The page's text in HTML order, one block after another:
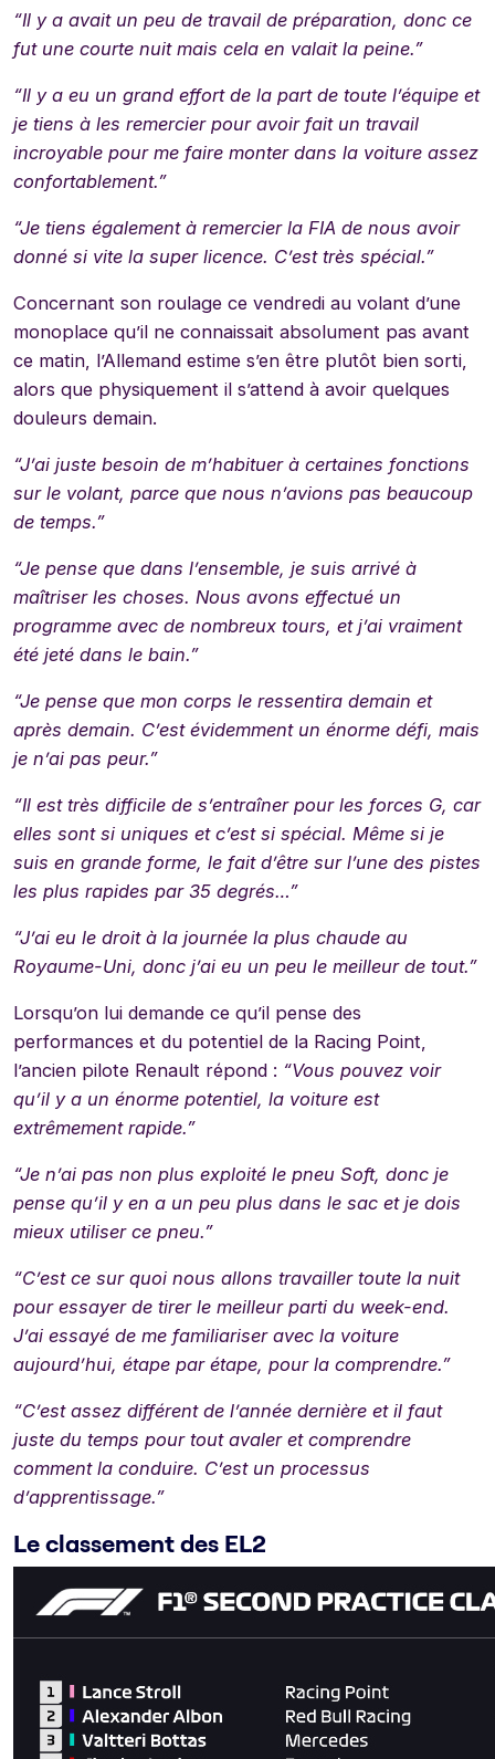
“Il y a avait un peu de travail de préparation, donc ce
fut une courte nuit mais cela en valait la peine.”
“Il y a eu un grand effort de la part de toute l’équipe et
je tiens à les remercier pour avoir fait un travail
incroyable pour me faire monter dans la voiture assez
confortablement.”
“Je tiens également à remercier la FIA de nous avoir
donné si vite la super licence. C’est très spécial.”
Concernant son roulage ce vendredi au volant d’une
monoplace qu’il ne connaissait absolument pas avant
ce matin, l’Allemand estime s’en être plutôt bien sorti,
alors que physiquement il s’attend à avoir quelques
douleurs demain.
“J’ai juste besoin de m’habituer à certaines fonctions
sur le volant, parce que nous n’avions pas beaucoup
de temps.”
“Je pense que dans l’ensemble, je suis arrivé à
maîtriser les choses. Nous avons effectué un
programme avec de nombreux tours, et j’ai vraiment
été jeté dans le bain.”
“Je pense que mon corps le ressentira demain et
après demain. C’est évidemment un énorme défi, mais
je n’ai pas peur.”
“Il est très difficile de s’entraîner pour les forces G, car
elles sont si uniques et c’est si spécial. Même si je
suis en grande forme, le fait d’être sur l’une des pistes
les plus rapides par 35 degrés…”
“J’ai eu le droit à la journée la plus chaude au
Royaume-Uni, donc j’ai eu un peu le meilleur de tout.”
Lorsqu’on lui demande ce qu’il pense des
performances et du potentiel de la Racing Point,
l’ancien pilote Renault répond : “Vous pouvez voir
qu’il y a un énorme potentiel, la voiture est
extrêmement rapide.”
“Je n’ai pas non plus exploité le pneu Soft, donc je
pense qu’il y en a un peu plus dans le sac et je dois
mieux utiliser ce pneu.”
“C’est ce sur quoi nous allons travailler toute la nuit
pour essayer de tirer le meilleur parti du week-end.
J’ai essayé de me familiariser avec la voiture
aujourd’hui, étape par étape, pour la comprendre.”
“C’est assez différent de l’année dernière et il faut
juste du temps pour tout avaler et comprendre
comment la conduire. C’est un processus
d’apprentissage.”
Le classement des EL2